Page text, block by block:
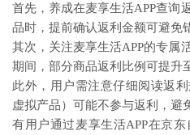
首先，养成在麦享生活APP查询
品时，提前确认返利金额可避免
其次，关注麦享生活APP的专属
期间，部分商品返利比例可提升
此外，用户需注意仔细阅读返
虚拟产品）可能不参与返利，避
有用户通过麦享生活APP在京